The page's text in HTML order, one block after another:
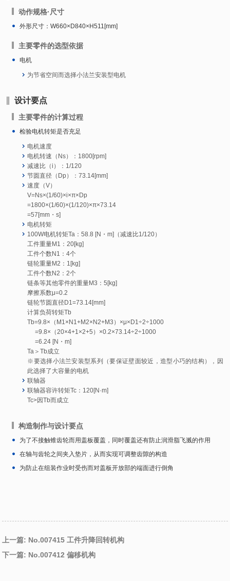
动作规格·尺寸
外形尺寸：W660×D840×H511[mm]
主要零件的选型依据
电机
为节省空间而选择小法兰安装型电机
设计要点
主要零件的计算过程
检验电机转矩是否充足
电机速度
电机转速（Ns）：1800[rpm]
减速比（i）：1/120
节圆直径（Dp）：73.14[mm]
速度（V）
V=Ns×(1/60)×i×π×Dp
=1800×(1/60)×(1/120)×π×73.14
=57[mm・s]
电机转矩
100W电机转矩Ta：58.8 [N・m]（减速比1/120）
工件重量M1：20[kg]
工件个数N1：4个
链轮重量M2：1[kg]
工件个数N2：2个
链条等其他零件的重量M3：5[kg]
摩擦系数μ=0.2
链轮节圆直径D1=73.14[mm]
计算负荷转矩Tb
Tb=9.8×（M1×N1+M2×N2+M3）×μ×D1÷2÷1000
=9.8×（20×4+1×2+5）×0.2×73.14÷2÷1000
=6.24 [N・m]
Ta＞Tb成立
※要选择小法兰安装型系列（要保证壁面较近，造型小巧的结构），因
此选择了大容量的电机
联轴器
联轴器容许转矩Tc：120[N·m]
Tc>因Tb而成立
构造制作与设计要点
为了不接触锥齿轮而用盖板覆盖，同时覆盖还有防止润滑脂飞溅的作用
在轴与齿轮之间夹入垫片，从而实现可调整齿隙的构造
为防止在组装作业时受伤而对盖板开放部的端面进行倒角
上一篇: No.007415 工件升降回转机构
下一篇: No.007412 偏移机构